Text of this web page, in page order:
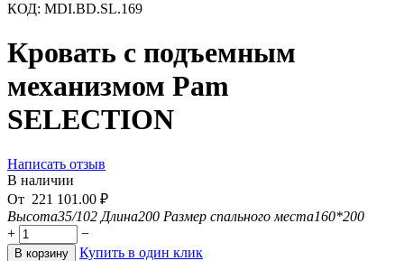
КОД: MDI.BD.SL.169
Кровать с подъемным
механизмом Pam
SELECTION
Написать отзыв
В наличии
От 221 101.00 ₽
Высота35/102 Длина200 Размер спального места160*200
+
−
В корзину
Купить в один клик